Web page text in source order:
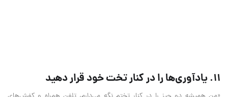
۱۱. یادآوری‌ها را در کنار تخت خود قرار دهید